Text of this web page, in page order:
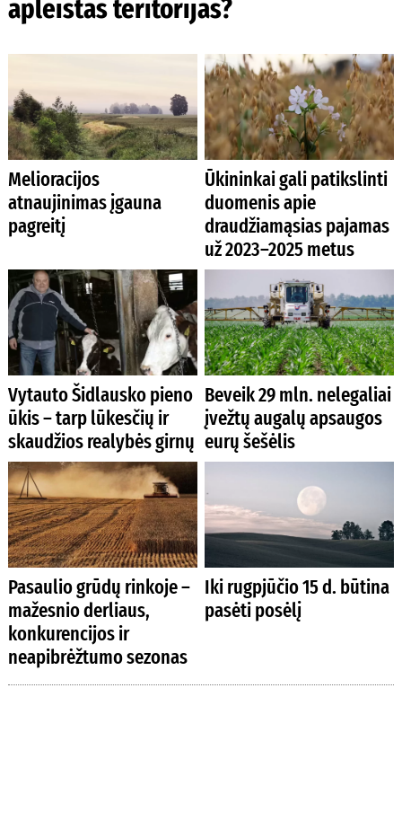
apleistas teritorijas?
Melioracijos
atnaujinimas įgauna
pagreitį
Ūkininkai gali patikslinti
duomenis apie
draudžiamąsias pajamas
už 2023–2025 metus
Vytauto Šidlausko pieno
ūkis – tarp lūkesčių ir
skaudžios realybės girnų
Beveik 29 mln. nelegaliai
įvežtų augalų apsaugos
eurų šešėlis
Pasaulio grūdų rinkoje –
mažesnio derliaus,
konkurencijos ir
neapibrėžtumo sezonas
Iki rugpjūčio 15 d. būtina
pasėti posėlį